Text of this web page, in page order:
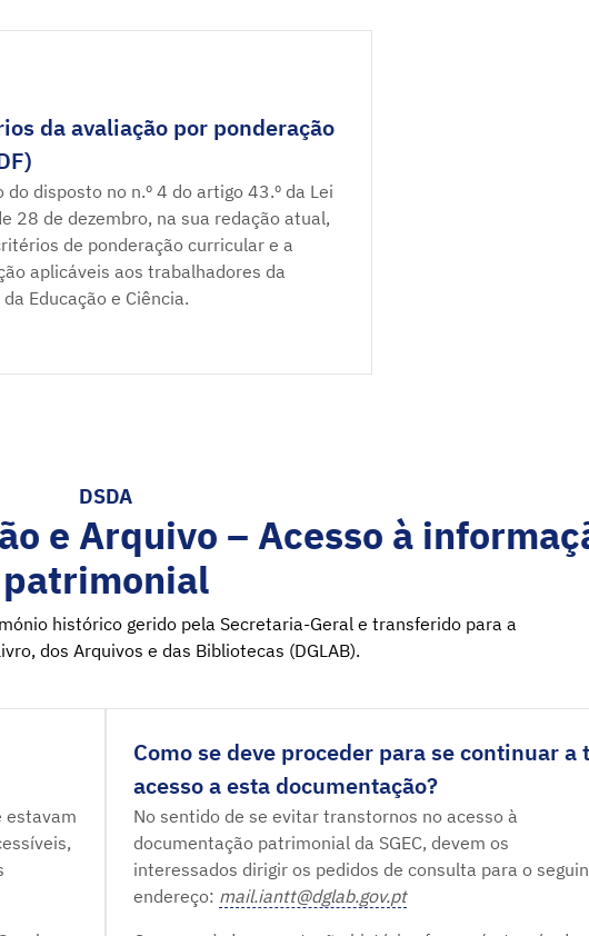
da avaliação por ponderação
disposto no n.º 4 do artigo 43.º da Lei
28 de dezembro, na sua redação atual,
de ponderação curricular e a
aplicáveis aos trabalhadores da
Educação e Ciência.
DSDA
e Arquivo – Acesso à
patrimonial
histórico gerido pela Secretaria-Geral e transferido para a
dos Arquivos e das Bibliotecas (DGLAB).
estavam
Como se deve proceder para se continuar a
acesso a esta documentação?
No sentido de se evitar transtornos no acesso à
documentação patrimonial da SGEC, devem os
interessados dirigir os pedidos de consulta para o
endereço: mail.iantt@dglab.gov.pt